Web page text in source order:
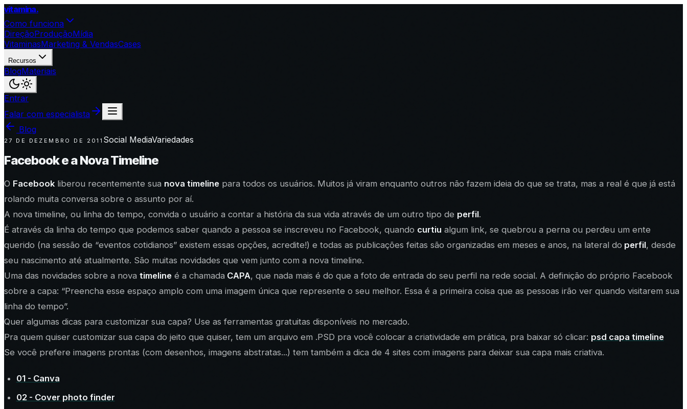
vitamina.
Como funciona
DireçãoProduçãoMídia
VitaminasMarketing & VendasCases
Recursos
BlogMateriais
Entrar
Falar com especialista
Blog
27 DE DEZEMBRO DE 2011 Social MediaVariedades
Facebook e a Nova Timeline
O Facebook liberou recentemente sua nova timeline para todos os usuários. Muitos já viram enquanto outros não fazem ideia do que se trata, mas a real é que já está
rolando muita conversa sobre o assunto por aí.
A nova timeline, ou linha do tempo, convida o usuário a contar a história da sua vida através de um outro tipo de perfil.
É através da linha do tempo que podemos saber quando a pessoa se inscreveu no Facebook, quando curtiu algum link, se quebrou a perna ou perdeu um ente
querido (na sessão de “eventos cotidianos” existem essas opções, acredite!) e todas as publicações feitas são organizadas em meses e anos, na lateral do perfil, desde
seu nascimento até atualmente. São muitas novidades que vem junto com a nova timeline.
Uma das novidades sobre a nova timeline é a chamada CAPA, que nada mais é do que a foto de entrada do seu perfil na rede social. A definição do próprio Facebook
sobre a capa: “Preencha esse espaço amplo com uma imagem única que represente o seu melhor. Essa é a primeira coisa que as pessoas irão ver quando visitarem sua
linha do tempo”.
Quer algumas dicas para customizar sua capa? Use as ferramentas gratuitas disponíveis no mercado.
Pra quem quiser customizar sua capa do jeito que quiser, tem um arquivo em .PSD pra você colocar a criatividade em prática, pra baixar só clicar: psd capa timeline
Se você prefere imagens prontas (com desenhos, imagens abstratas...) tem também a dica de 4 sites com imagens para deixar sua capa mais criativa.
01 - Canva
02 - Cover photo finder